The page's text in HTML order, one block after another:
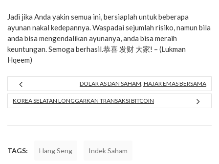
Jadi jika Anda yakin semua ini, bersiaplah untuk beberapa
ayunan nakal kedepannya. Waspadai sejumlah risiko, namun bila
anda bisa mengendalikan ayunanya, anda bisa meraih
keuntungan. Semoga berhasil.恭喜 发财 大家! – (Lukman
Hqeem)
DOLAR AS DAN SAHAM, HAJAR EMAS BERSAMA
KOREA SELATAN LONGGARKAN TRANSAKSI BITCOIN
TAGS: Hang Seng Indek Saham